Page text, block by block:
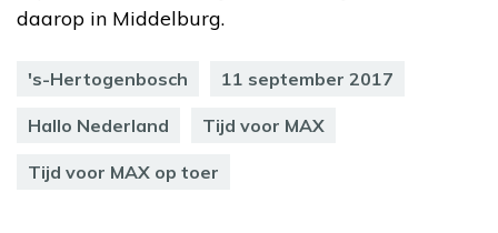
daarop in Middelburg.
's-Hertogenbosch 11 september 2017
Hallo Nederland Tijd voor MAX
Tijd voor MAX op toer